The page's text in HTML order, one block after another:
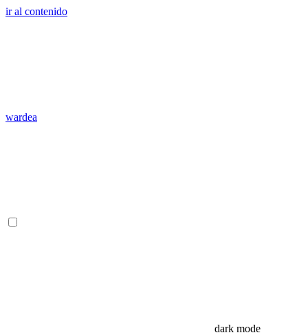
ir al contenido
wardea
dark mode